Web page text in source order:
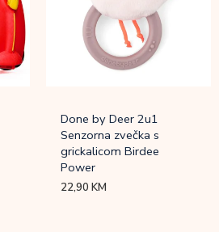
Done by Deer 2u1
Senzorna zvečka s
grickalicom Birdee
Power
22,90KM